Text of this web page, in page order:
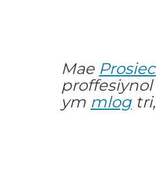
Mae
ym mlogtri,